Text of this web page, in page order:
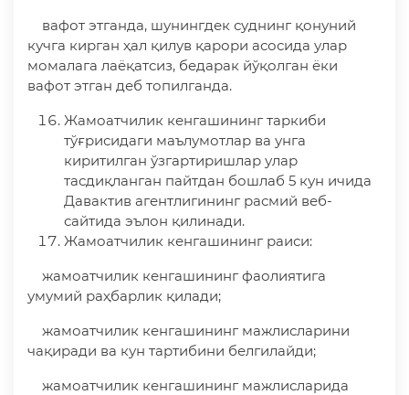
вафот этганда, шунингдек суднинг қонуний
кучга кирган ҳал қилув қарори асосида улар
момалага лаёқатсиз, бедарак йўқолган ёки
вафот этган деб топилганда.
Жамоатчилик кенгашининг таркиби
тўғрисидаги маълумотлар ва унга
киритилган ўзгартиришлар улар
тасдиқланган пайтдан бошлаб 5 кун ичида
Давактив агентлигининг расмий веб-
сайтида эълон қилинади.
Жамоатчилик кенгашининг раиси:
жамоатчилик кенгашининг фаолиятига
умумий раҳбарлик қилади;
жамоатчилик кенгашининг мажлисларини
чақиради ва кун тартибини белгилайди;
жамоатчилик кенгашининг мажлисларида